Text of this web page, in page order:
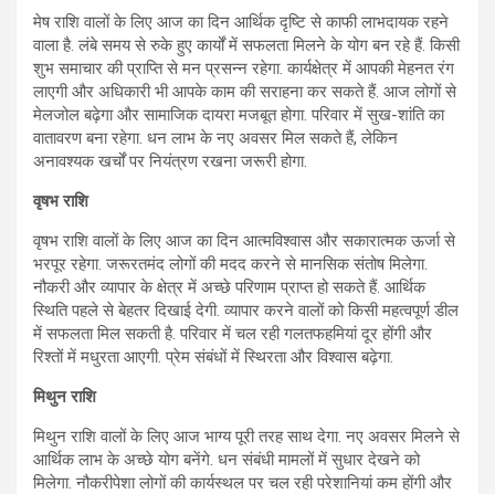
मेष राशि वालों के लिए आज का दिन आर्थिक दृष्टि से काफी लाभदायक रहने
वाला है. लंबे समय से रुके हुए कार्यों में सफलता मिलने के योग बन रहे हैं. किसी
शुभ समाचार की प्राप्ति से मन प्रसन्न रहेगा. कार्यक्षेत्र में आपकी मेहनत रंग
लाएगी और अधिकारी भी आपके काम की सराहना कर सकते हैं. आज लोगों से
मेलजोल बढ़ेगा और सामाजिक दायरा मजबूत होगा. परिवार में सुख-शांति का
वातावरण बना रहेगा. धन लाभ के नए अवसर मिल सकते हैं, लेकिन
अनावश्यक खर्चों पर नियंत्रण रखना जरूरी होगा.
वृषभ राशि
वृषभ राशि वालों के लिए आज का दिन आत्मविश्वास और सकारात्मक ऊर्जा से
भरपूर रहेगा. जरूरतमंद लोगों की मदद करने से मानसिक संतोष मिलेगा.
नौकरी और व्यापार के क्षेत्र में अच्छे परिणाम प्राप्त हो सकते हैं. आर्थिक
स्थिति पहले से बेहतर दिखाई देगी. व्यापार करने वालों को किसी महत्वपूर्ण डील
में सफलता मिल सकती है. परिवार में चल रही गलतफहमियां दूर होंगी और
रिश्तों में मधुरता आएगी. प्रेम संबंधों में स्थिरता और विश्वास बढ़ेगा.
मिथुन राशि
मिथुन राशि वालों के लिए आज भाग्य पूरी तरह साथ देगा. नए अवसर मिलने से
आर्थिक लाभ के अच्छे योग बनेंगे. धन संबंधी मामलों में सुधार देखने को
मिलेगा. नौकरीपेशा लोगों की कार्यस्थल पर चल रही परेशानियां कम होंगी और